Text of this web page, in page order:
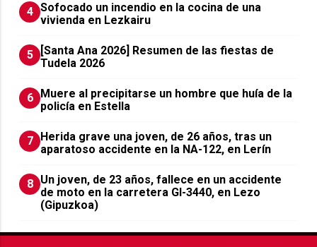
4 Sofocado un incendio en la cocina de una
vivienda en Lezkairu
5
[Santa Ana 2026] Resumen de las fiestas de
Tudela 2026
6
Muere al precipitarse un hombre que huía de la
policía en Estella
7
Herida grave una joven, de 26 años, tras un
aparatoso accidente en la NA-122, en Lerín
8 Un joven, de 23 años, fallece en un accidente
de moto en la carretera GI-3440, en Lezo
(Gipuzkoa)